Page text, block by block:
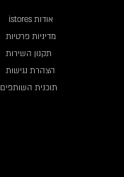
אודות istores
מדיניות פרטיות
תקנון השירות
הצהרת נגישות
תוכנית השותפים